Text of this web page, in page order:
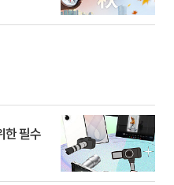
한 필수